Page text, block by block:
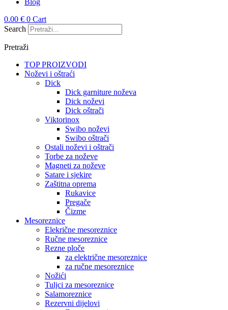
Blog
0.00 € 0 Cart
Search
Pretraži
TOP PROIZVODI
Noževi i oštraći
Dick
Dick garniture noževa
Dick noževi
Dick oštrači
Viktorinox
Swibo noževi
Swibo oštrači
Ostali noževi i oštrači
Torbe za noževe
Magneti za noževe
Satare i sjekire
Zaštitna oprema
Rukavice
Pregače
Čizme
Mesoreznice
Elekrične mesoreznice
Ručne mesoreznice
Rezne ploče
za električne mesoreznice
za ručne mesoreznice
Nožići
Tuljci za mesoreznice
Salamoreznice
Rezervni dijelovi